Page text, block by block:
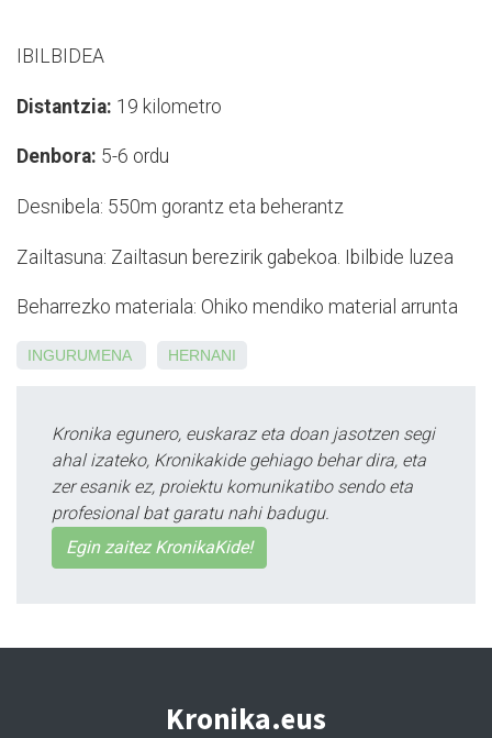
IBILBIDEA
Distantzia: 19 kilometro
Denbora: 5-6 ordu
Desnibela: 550m gorantz eta beherantz
Zailtasuna: Zailtasun berezirik gabekoa. Ibilbide luzea
Beharrezko materiala: Ohiko mendiko material arrunta
INGURUMENA HERNANI
Kronika egunero, euskaraz eta doan jasotzen segi
ahal izateko, Kronikakide gehiago behar dira, eta
zer esanik ez, proiektu komunikatibo sendo eta
profesional bat garatu nahi badugu.
Egin zaitez KronikaKide!
Kronika.eus